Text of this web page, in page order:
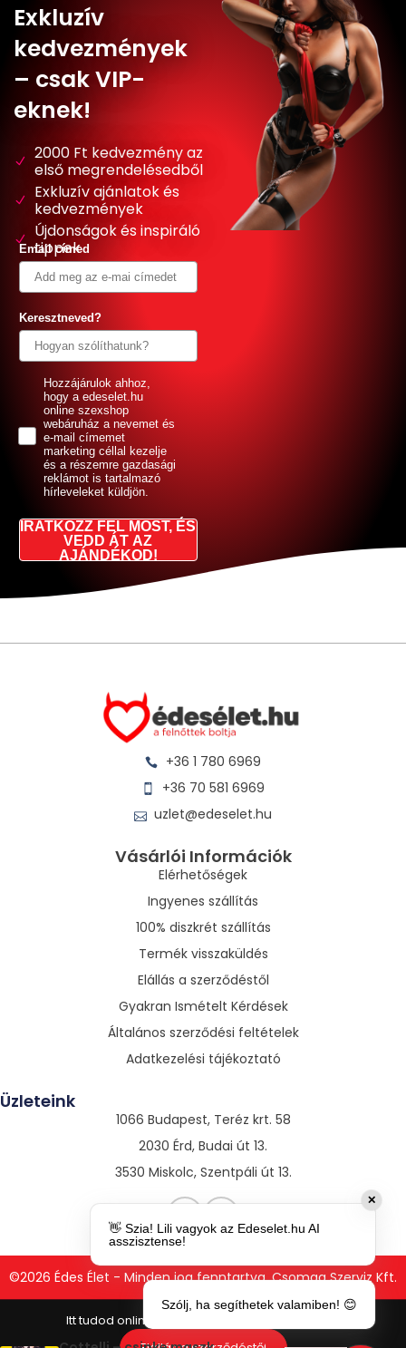
Exkluzív
kedvezmények
– csak VIP-
eknek!
2000 Ft kedvezmény az
első megrendelésedből
Exkluzív ajánlatok és
kedvezmények
Újdonságok és inspiráló
tippek
Email címed
Keresztneved?
GDPRHozzájárulok ahhoz,
hogy a edeselet.hu
online szexshop
webáruház a nevemet és
e-mail címemet
marketing céllal kezelje
és a részemre gazdasági
reklámot is tartalmazó
hírleveleket küldjön.
IRATKOZZ FEL MOST, ÉS
VEDD ÁT AZ
AJÁNDÉKOD!
+36 1 780 6969
+36 70 581 6969
uzlet@edeselet.hu
Vásárlói Információk
Elérhetőségek
Ingyenes szállítás
100% diszkrét szállítás
Termék visszaküldés
Elállás a szerződéstől
Gyakran Ismételt Kérdések
Általános szerződési feltételek
Adatkezelési tájékoztató
Üzleteink
1066 Budapest, Teréz krt. 58
2030 Érd, Budai út 13.
3530 Miskolc, Szentpáli út 13.
©2026 Édes Élet - Minden jog fenntartva. Csomag Szerviz Kft.
✕
👋 Szia! Lili vagyok az Edeselet.hu AI
asszisztense!
Szólj, ha segíthetek valamiben! 😊